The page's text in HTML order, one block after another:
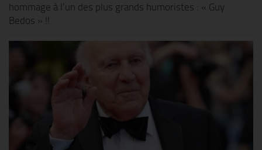
hommage à l’un des plus grands humoristes : « Guy
Bedos » !!